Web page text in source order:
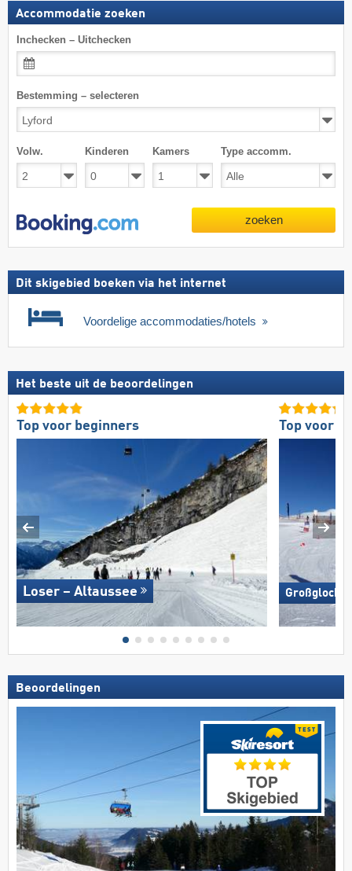
Accommodatie zoeken
Inchecken – Uitchecken
Bestemming – selecteren
Volw. Kinderen Kamers Type accomm.
zoeken
Dit skigebied boeken via het internet
Voordelige accommodaties/hotels
Het beste uit de beoordelingen
Top voor beginners
Loser – Altaussee
Top voor
Beoordelingen